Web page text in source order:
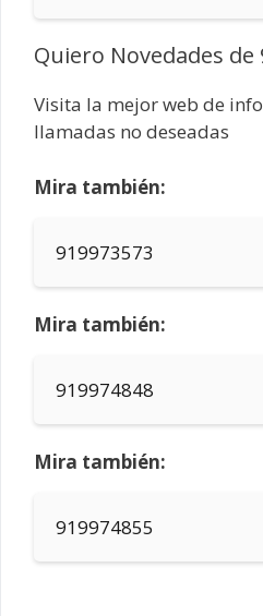
Quiero Novedades de
Visita la mejor web de
llamadas no deseadas
Mira también:
919973573
Mira también:
919974848
Mira también:
919974855